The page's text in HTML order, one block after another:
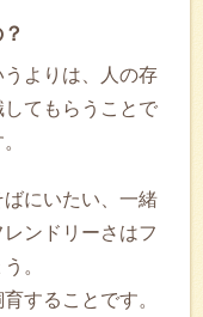
うよりは、人の存
てもらうことで
にいたい、一緒
ンドリーさはフ
。
することです。